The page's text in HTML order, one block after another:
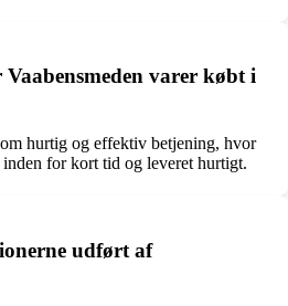
varer købt i
hurtig og effektiv betjening, hvor
for kort tid og leveret hurtigt.
udført af